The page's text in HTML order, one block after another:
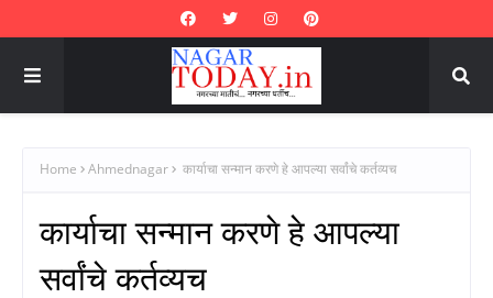
Home Ahmednagar कार्याचा सन्मान करणे हे आपल्या सर्वांचे कर्तव्यच
कार्याचा सन्मान करणे हे आपल्या
सर्वांचे कर्तव्यच